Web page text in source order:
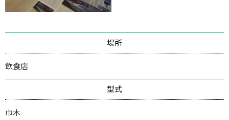
場所
飲食店
型式
巾木